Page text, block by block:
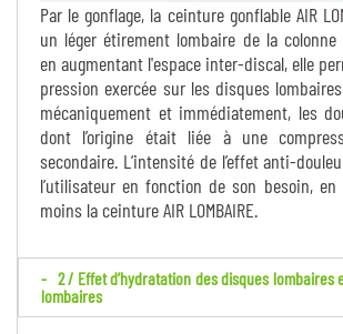
Par le gonflage, la ceinture gonflable AIR
un léger étirement lombaire de la colonne
en augmentant l'espace inter-discal, elle
pression exercée sur les disques
mécaniquement et immédiatement, les
dont l’origine était liée à une
secondaire. L’intensité de l’effet anti-
l’utilisateur en fonction de son besoin,
moins la ceinture AIR LOMBAIRE.
2 / Effet d’hydratation des disques lombaires
lombaires